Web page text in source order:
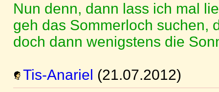
Nun denn, dann lass ich mal
geh das Sommerloch suchen,
doch dann wenigstens die
Tis-Anariel (21.07.2012)